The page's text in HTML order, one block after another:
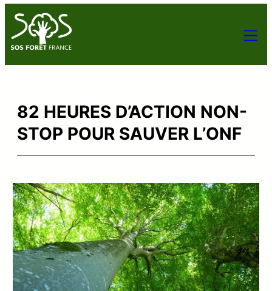
82 HEURES D’ACTION NON-
STOP POUR SAUVER L’ONF